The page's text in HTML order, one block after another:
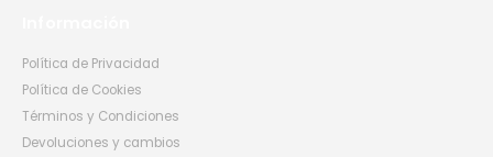
Política de Privacidad
Política de Cookies
Términos y Condiciones
Devoluciones y cambios